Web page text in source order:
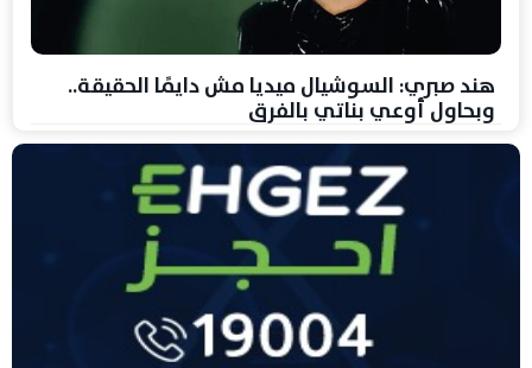
هند صبري: السوشيال ميديا مش دايمًا الحقيقة..
وبحاول أوعي بناتي بالفرق